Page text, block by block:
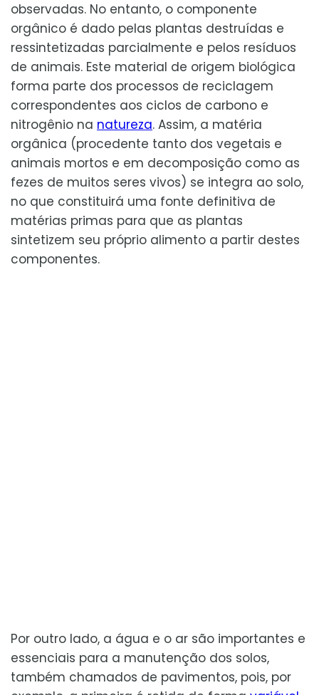
observadas. No entanto, o componente
orgânico é dado pelas plantas destruídas e
ressintetizadas parcialmente e pelos resíduos
de animais. Este material de origem biológica
forma parte dos processos de reciclagem
correspondentes aos ciclos de carbono e
nitrogênio na natureza. Assim, a matéria
orgânica (procedente tanto dos vegetais e
animais mortos e em decomposição como as
fezes de muitos seres vivos) se integra ao solo,
no que constituirá uma fonte definitiva de
matérias primas para que as plantas
sintetizem seu próprio alimento a partir destes
componentes.
Por outro lado, a água e o ar são importantes e
essenciais para a manutenção dos solos,
também chamados de pavimentos, pois, por